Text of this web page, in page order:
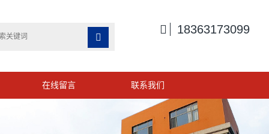

 18363173099
在线留言 联系我们